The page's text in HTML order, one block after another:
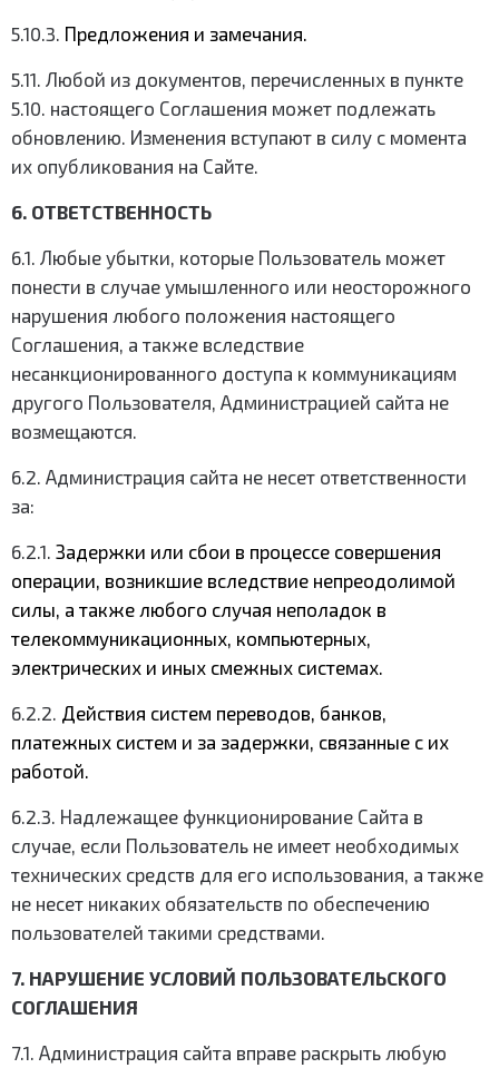
5.10.3. Предложения и замечания.
5.11. Любой из документов, перечисленных в пункте
5.10. настоящего Соглашения может подлежать
обновлению. Изменения вступают в силу с момента
их опубликования на Сайте.
6. ОТВЕТСТВЕННОСТЬ
6.1. Любые убытки, которые Пользователь может
понести в случае умышленного или неосторожного
нарушения любого положения настоящего
Соглашения, а также вследствие
несанкционированного доступа к коммуникациям
другого Пользователя, Администрацией сайта не
возмещаются.
6.2. Администрация сайта не несет ответственности
за:
6.2.1. Задержки или сбои в процессе совершения
операции, возникшие вследствие непреодолимой
силы, а также любого случая неполадок в
телекоммуникационных, компьютерных,
электрических и иных смежных системах.
6.2.2. Действия систем переводов, банков,
платежных систем и за задержки, связанные с их
работой.
6.2.3. Надлежащее функционирование Сайта в
случае, если Пользователь не имеет необходимых
технических средств для его использования, а также
не несет никаких обязательств по обеспечению
пользователей такими средствами.
7. НАРУШЕНИЕ УСЛОВИЙ ПОЛЬЗОВАТЕЛЬСКОГО
СОГЛАШЕНИЯ
7.1. Администрация сайта вправе раскрыть любую